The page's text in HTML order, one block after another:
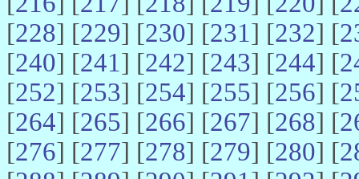
[228] [229] [230] [231] [232] [
[240] [241] [242] [243] [244] [
[252] [253] [254] [255] [256] [
[264] [265] [266] [267] [268] [
[276] [277] [278] [279] [280] [